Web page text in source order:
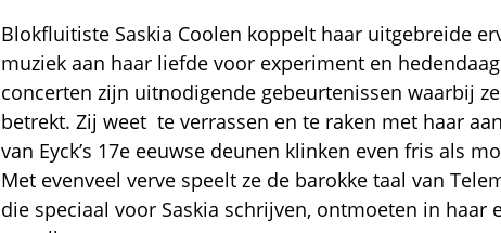
Blokfluitiste Saskia Coolen koppelt haar uitgebreide
muziek aan haar liefde voor experiment en
concerten zijn uitnodigende gebeurtenissen waarbij
betrekt. Zij weet te verrassen en te raken met haar
van Eyck’s 17e eeuwse deunen klinken even fris als
Met evenveel verve speelt ze de barokke taal van
die speciaal voor Saskia schrijven, ontmoeten in haar